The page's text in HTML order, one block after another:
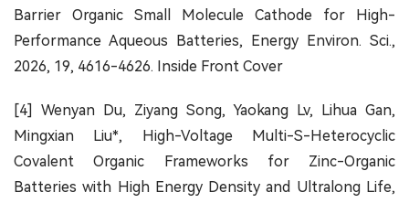
Barrier Organic Small Molecule Cathode for High-
Performance Aqueous Batteries, Energy Environ. Sci.,
2026, 19, 4616-4626. Inside Front Cover
[4] Wenyan Du, Ziyang Song, Yaokang Lv, Lihua Gan,
Mingxian Liu*, High-Voltage Multi-S-Heterocyclic
Covalent Organic Frameworks for Zinc-Organic
Batteries with High Energy Density and Ultralong Life,